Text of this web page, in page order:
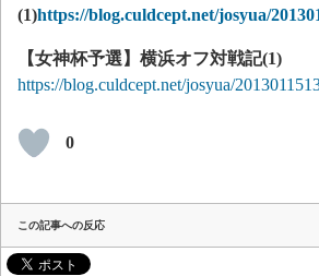
(1)https://blog.culdcept.net/josyua/
【女神杯予選】横浜オフ対戦記(1)
https://blog.culdcept.net/josyua/
0
この記事への反応